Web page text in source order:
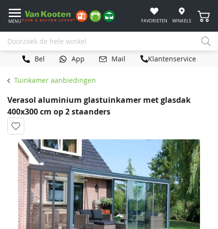
MENU FAVORIETEN WINKELS
Bel App Mail Klantenservice
Tuinkamer aanbiedingen
Verasol aluminium glastuinkamer met glasdak
400x300 cm op 2 staanders